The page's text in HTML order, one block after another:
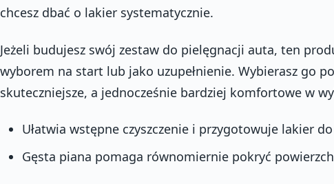
chcesz dbać o lakier systematycznie.
Jeżeli budujesz swój zestaw do pielęgnacji auta, ten
wyborem na start lub jako uzupełnienie. Wybierasz go
skuteczniejsze, a jednocześnie bardziej komfortowe w
Ułatwia wstępne czyszczenie i przygotowuje lakier
Gęsta piana pomaga równomiernie pokryć